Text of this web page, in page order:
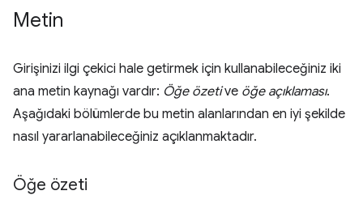
Metin
Girişinizi ilgi çekici hale getirmek için kullanabileceğiniz iki
ana metin kaynağı vardır: Öğe özetive öğe açıklaması.
Aşağıdaki bölümlerde bu metin alanlarından en iyi şekilde
nasıl yararlanabileceğiniz açıklanmaktadır.
Öğe özeti